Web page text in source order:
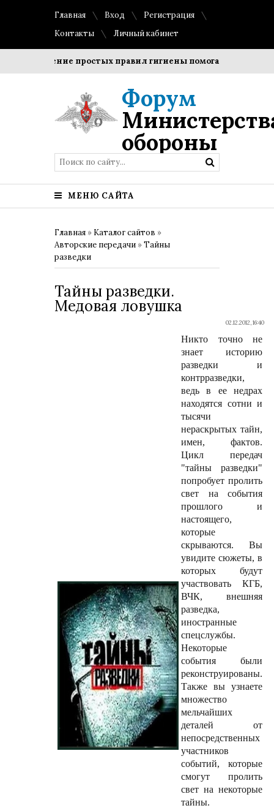
Главная Вход
Регистрация
Контакты
Личный кабинет
Соблюдение простых правил гигиены помогает
Форум
обороны
МЕНЮ САЙТА
Главная » Каталог сайтов »
Авторские передачи »Тайны
разведки
Тайны разведки.
Медовая ловушка
02.12.2012, 16:40
Никто точно не
знает историю
разведки и
контрразведки,
ведь в ее недрах
находятся сотни и
тысячи
нераскрытых тайн,
имен, фактов.
Цикл передач
"тайны разведки"
попробует пролить
свет на события
прошлого и
настоящего,
которые
скрываются. Вы
увидите сюжеты, в
которых будут
участвовать КГБ,
ВЧК, внешняя
разведка,
иностранные
спецслужбы.
Некоторые
события были
реконструированы.
Также вы узнаете
множество
мельчайших
деталей от
непосредственных
участников
событий, которые
смогут пролить
свет на некоторые
тайны.